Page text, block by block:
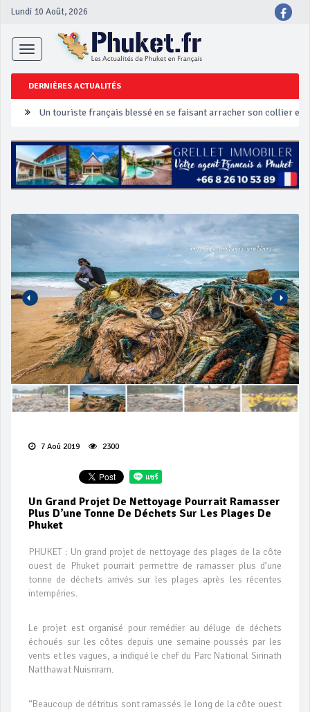
Lundi 10 Août, 2026
Toggle
navigation
DERNIÈRES ACTUALITÉS
Un touriste français blessé en se faisant arracher son collier en
Phuket Peranakan Festival
‘Phuket Eye’ assurera la sécurité pendant Songkran
Campagne de sécurité routière ‘Seven Days of Danger’ de
7 Aoû 2019 2300
Un Grand Projet De Nettoyage Pourrait Ramasser
Plus D’une Tonne De Déchets Sur Les Plages De
Phuket
PHUKET : Un grand projet de nettoyage des plages de la côte
ouest de Phuket pourrait permettre de ramasser plus d’une
tonne de déchets arrivés sur les plages après les récentes
intempéries.
Le projet est organisé pour remédier au déluge de déchets
échoués sur les côtes depuis une semaine poussés par les
vents et les vagues, a indiqué le chef du Parc National Sirinath
Natthawat Nuisriram.
“Beaucoup de détritus sont ramassés le long de la côte ouest